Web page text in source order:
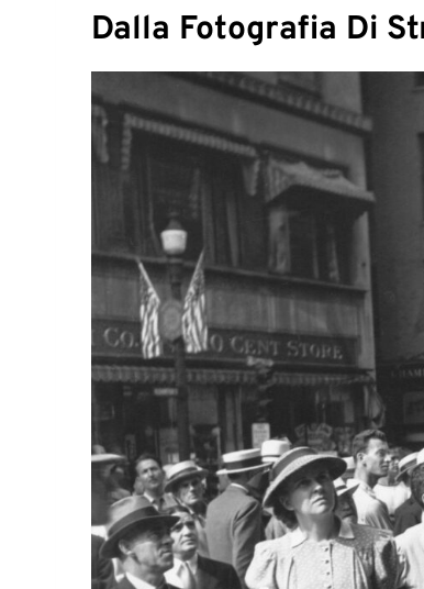
Dalla Fotografia Di